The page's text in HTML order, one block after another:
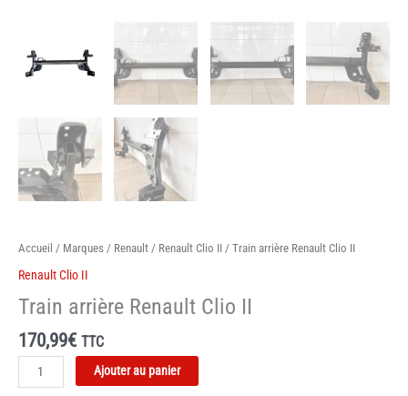
Accueil / Marques / Renault / Renault Clio II / Train arrière Renault Clio II
Renault Clio II
Train arrière Renault Clio II
170,99€ TTC
quantité
de
Ajouter au panier